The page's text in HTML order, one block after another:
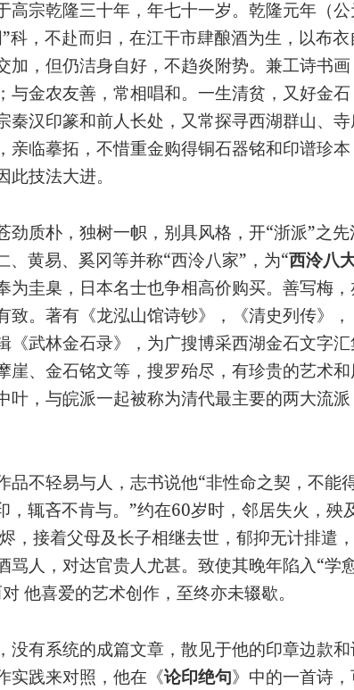
高宗乾隆三十年，年七十一岁。乾隆元年（
科，不赴而归，在江干市肆酿酒为生，以布衣
加，但仍洁身自好，不趋炎附势。兼工诗书
与金农友善，常相唱和。一生清贫，又好金
秦汉印篆和前人长处，又常探寻西湖群山、
亲临摹拓，不惜重金购得铜石器铭和印谱珍
技法大进。
劲质朴，独树一帜，别具风格，开“浙派”之
、黄易、奚冈等并称“西泠八家”，为“西泠八
为圭臬，日本名士也争相高价购买。善写梅
致。著有《龙泓山馆诗钞》，《清史列传》
《武林金石录》，为广搜博采西湖金石文字
崖、金石铭文等，搜罗殆尽，有珍贵的艺术
叶，与皖派一起被称为清代最主要的两大流
品不轻易与人，志书说他“非性命之契，不能
，辄吝不肯与。”约在60岁时，邻居失火，殃
，接着父母及长子相继去世，郁抑无计排遣
骂人，对达官贵人尤甚。致使其晚年陷入“学
他喜爱的艺术创作，至终亦未辍歇。
没有系统的成篇文章，散见于他的印章边款和
实践来对照，他在《论印绝句》中的一首诗